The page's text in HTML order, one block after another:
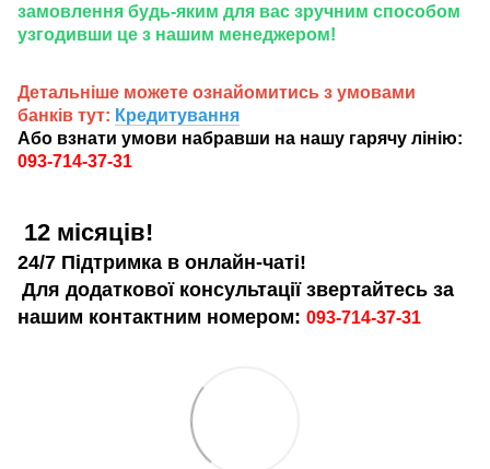
замовлення будь-яким для вас зручним способом
узгодивши це з нашим менеджером!
Детальніше можете ознайомитись з умовами
банків тут: Кредитування
Або взнати умови набравши на нашу гарячу лінію:
093-714-37-31
12 місяців!
24/7 Підтримка в онлайн-чаті!
Для додаткової консультації звертайтесь за
нашим контактним номером: 093-714-37-31